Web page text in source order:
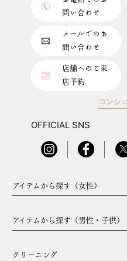
問い合わせ
メールでのお
問い合わせ
店舗へのご来
店予約
コンシ
OFFICIAL SNS
アイテムから探す（女性）
アイテムから探す（男性・子供）
クリーニング